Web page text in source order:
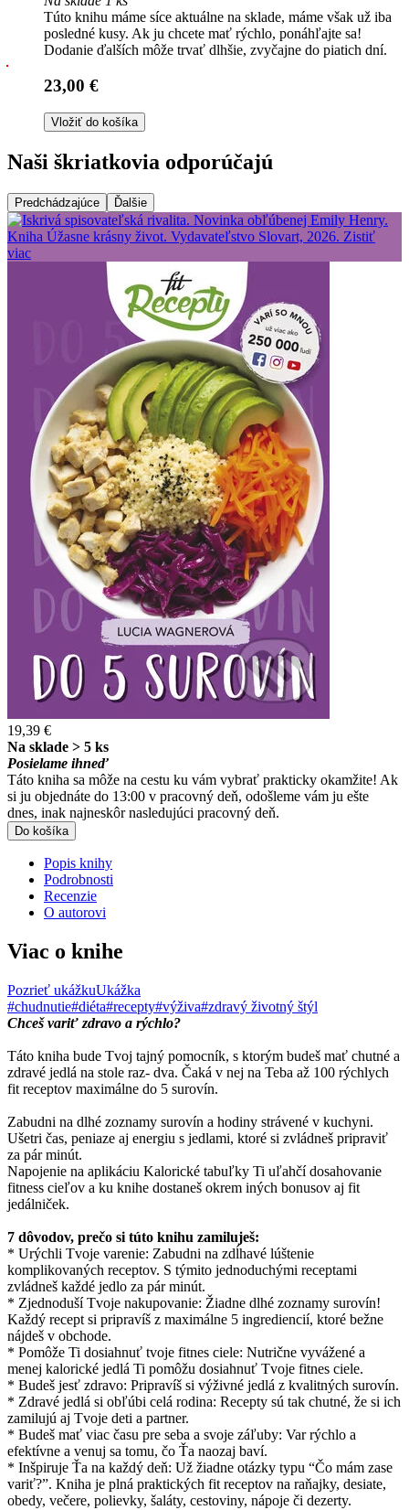
Túto knihu máme síce aktuálne na sklade, máme však už iba
posledné kusy. Ak ju chcete mať rýchlo, ponáhľajte sa!
Dodanie ďalších môže trvať dlhšie, zvyčajne do piatich dní.
23,00 €
Vložiť do košíka
Naši škriatkovia odporúčajú
Predchádzajúce Ďalšie
19,39 €
Na sklade > 5 ks
Posielame ihneď
Táto kniha sa môže na cestu ku vám vybrať prakticky okamžite! Ak
si ju objednáte do 13:00 v pracovný deň, odošleme vám ju ešte
dnes, inak najneskôr nasledujúci pracovný deň.
Do košíka
Popis knihy
Podrobnosti
Recenzie
O autorovi
Viac o knihe
Pozrieť ukážkuUkážka
#chudnutie#diéta#recepty#výživa#zdravý životný štýl
Chceš variť zdravo a rýchlo?
Táto kniha bude Tvoj tajný pomocník, s ktorým budeš mať chutné a
zdravé jedlá na stole raz- dva. Čaká v nej na Teba až 100 rýchlych
fit receptov maximálne do 5 surovín.
Zabudni na dlhé zoznamy surovín a hodiny strávené v kuchyni.
Ušetri čas, peniaze aj energiu s jedlami, ktoré si zvládneš pripraviť
za pár minút.
Napojenie na aplikáciu Kalorické tabuľky Ti uľahčí dosahovanie
fitness cieľov a ku knihe dostaneš okrem iných bonusov aj fit
jedálniček.
7 dôvodov, prečo si túto knihu zamiluješ:
* Urýchli Tvoje varenie: Zabudni na zdĺhavé lúštenie
komplikovaných receptov. S týmito jednoduchými receptami
zvládneš každé jedlo za pár minút.
* Zjednoduší Tvoje nakupovanie: Žiadne dlhé zoznamy surovín!
Každý recept si pripravíš z maximálne 5 ingrediencií, ktoré bežne
nájdeš v obchode.
* Pomôže Ti dosiahnuť tvoje fitnes ciele: Nutrične vyvážené a
menej kalorické jedlá Ti pomôžu dosiahnuť Tvoje fitnes ciele.
* Budeš jesť zdravo: Pripravíš si výživné jedlá z kvalitných surovín.
* Zdravé jedlá si obľúbi celá rodina: Recepty sú tak chutné, že si ich
zamilujú aj Tvoje deti a partner.
* Budeš mať viac času pre seba a svoje záľuby: Var rýchlo a
efektívne a venuj sa tomu, čo Ťa naozaj baví.
* Inšpiruje Ťa na každý deň: Už žiadne otázky typu “Čo mám zase
variť?”. Kniha je plná praktických fit receptov na raňajky, desiate,
obedy, večere, polievky, šaláty, cestoviny, nápoje či dezerty.